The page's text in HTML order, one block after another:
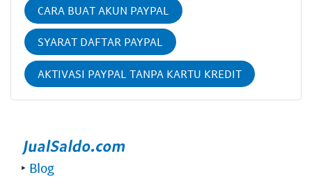
CARA BUAT AKUN PAYPAL
SYARAT DAFTAR PAYPAL
AKTIVASI PAYPAL TANPA KARTU KREDIT
‣ Blog